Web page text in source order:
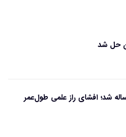
حل شد
لامپ جهان ۱۲۵ ساله شد؛ افشای راز علمی طول‌عمر